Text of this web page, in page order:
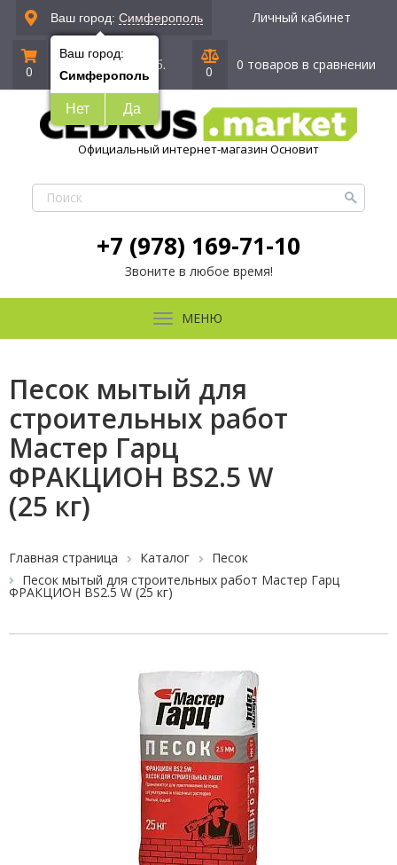
Ваш город: Симферополь
Ваш город:
Симферополь
Нет Да
Личный кабинет
0 0 позиций | 0 руб. 0 0 товаров в сравнении
Официальный интернет-магазин Основит
+7 (978) 169-71-10
Звоните в любое время!
МЕНЮ
Песок мытый для
строительных работ
Мастер Гарц
ФРАКЦИОН BS2.5 W
(25 кг)
Главная страница Каталог
Песок
Песок мытый для строительных работ Мастер Гарц
ФРАКЦИОН BS2.5 W (25 кг)